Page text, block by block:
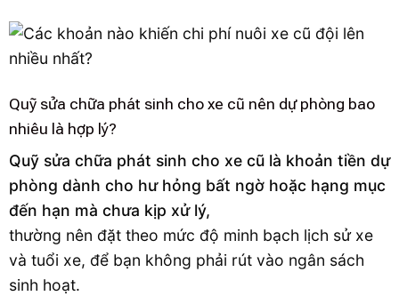
Quỹ sửa chữa phát sinh cho xe cũ nên dự phòng bao
nhiêu là hợp lý?
Quỹ sửa chữa phát sinh cho xe cũ là khoản tiền dự
phòng dành cho hư hỏng bất ngờ hoặc hạng mục
đến hạn mà chưa kịp xử lý,
thường nên đặt theo mức độ minh bạch lịch sử xe
và tuổi xe, để bạn không phải rút vào ngân sách
sinh hoạt.